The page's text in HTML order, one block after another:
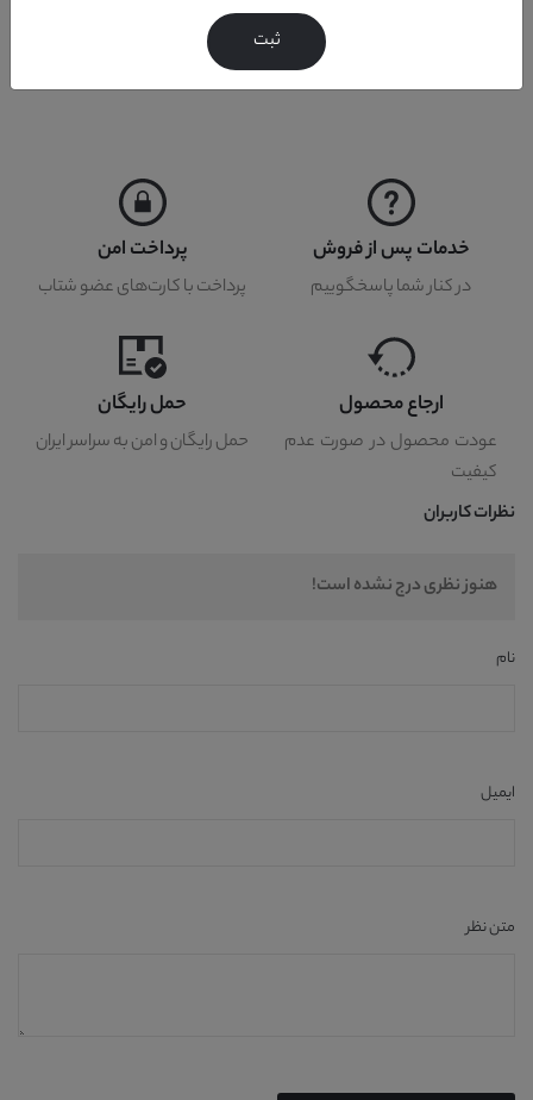
mdf + ملامینه + چرم
خدمات پس از فروش
در کنار شما پاسخگوییم
پرداخت امن
پرداخت با کارت‌های عضو شتاب
ارجاع محصول
عودت محصول در صورت عدم
کیفیت
حمل رایگان
حمل رایگان و امن به سراسر ایران
نظرات کاربران
هنوز نظری درج نشده است!
نام
ایمیل
متن نظر
ثبت